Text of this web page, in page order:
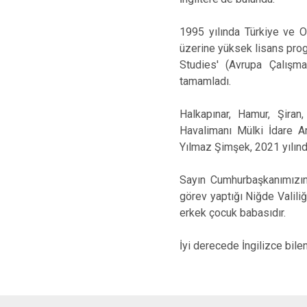
1995 yılında Türkiye ve
üzerine yüksek lisans
Studies' (Avrupa
tamamladı.
Halkapınar, Hamur,
Havalimanı Mülki İdare
Yılmaz Şimşek, 2021
Sayın
görev yaptığı Niğde
erkek çocuk babasıdır.
İyi derecede İngilizce